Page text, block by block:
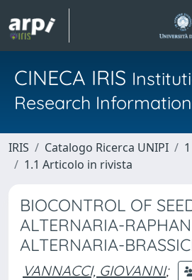
CINECA IRIS
Research
IRIS Catalogo Ricerca UNIPI
1.1 Articolo in rivista
BIOCONTROL OF
ALTERNARIA-
ALTERNARIA-
VANNACCI, GIOVANNI;